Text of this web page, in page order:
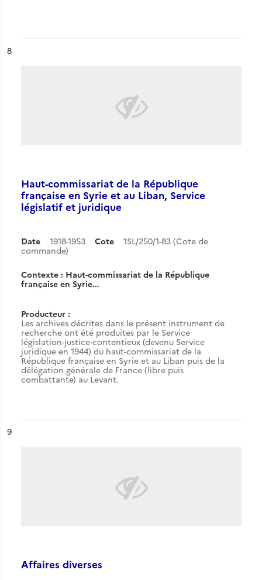
n°
8
Haut-commissariat de la République
française en Syrie et au Liban, Service
législatif et juridique
Date 1918-1953 Cote
1SL/250/1-83 (Cote de
commande)
Contexte : Haut-commissariat de la République
française en Syrie...
Producteur :
Les archives décrites dans le présent instrument de
recherche ont été produites par le Service
législation-justice-contentieux (devenu Service
juridique en 1944) du haut-commissariat de la
République française en Syrie et au Liban puis de la
délégation générale de France (libre puis
combattante) au Levant.
n°
9
Affaires diverses